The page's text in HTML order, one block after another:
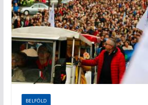
BELFÖLD